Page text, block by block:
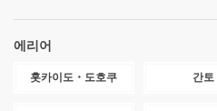
에리어
홋카이도・도호쿠 간토